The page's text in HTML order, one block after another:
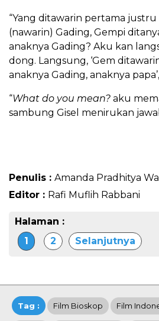
“Yang ditawarin pertama justru
(nawarin) Gading, Gempi
anaknya Gading? Aku kan
dong. Langsung, ‘Gem
anaknya Gading, anaknya
“What do you mean? aku
sambung Gisel menirukan
Penulis : Amanda Pradhitya
Editor : Rafi Muflih Rabbani
Halaman :
1
2 Selanjutnya
Tag : Film Bioskop Film